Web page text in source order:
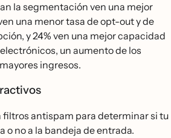
la segmentación ven una mejor
una menor tasa de opt-out y de
y 24% ven una mejor capacidad
un aumento de los
ingresos.
filtros antispam para determinar si tu
o no a la bandeja de entrada.